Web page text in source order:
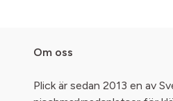
Om oss
Plick är sedan 2013 en av